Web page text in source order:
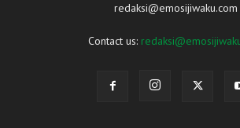
redaksi@emosijiwaku.com
Contact us: